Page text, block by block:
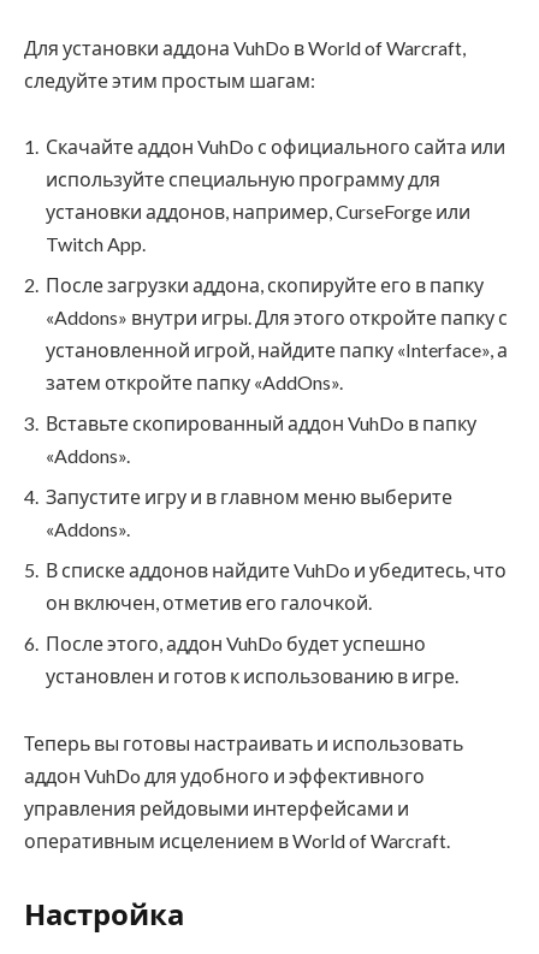
Для установки аддона VuhDo в World of Warcraft,
следуйте этим простым шагам:
Скачайте аддон VuhDo с официального сайта или
используйте специальную программу для
установки аддонов, например, CurseForge или
Twitch App.
После загрузки аддона, скопируйте его в папку
«Addons» внутри игры. Для этого откройте папку с
установленной игрой, найдите папку «Interface», а
затем откройте папку «AddOns».
Вставьте скопированный аддон VuhDo в папку
«Addons».
Запустите игру и в главном меню выберите
«Addons».
В списке аддонов найдите VuhDo и убедитесь, что
он включен, отметив его галочкой.
После этого, аддон VuhDo будет успешно
установлен и готов к использованию в игре.
Теперь вы готовы настраивать и использовать
аддон VuhDo для удобного и эффективного
управления рейдовыми интерфейсами и
оперативным исцелением в World of Warcraft.
Настройка